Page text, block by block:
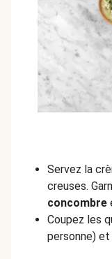
Servez la
creuses.
concombre
Coupez les
personne)